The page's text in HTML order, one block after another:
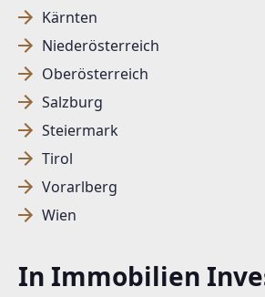
Kärnten
Niederösterreich
Oberösterreich
Salzburg
Steiermark
Tirol
Vorarlberg
Wien
In Immobilien